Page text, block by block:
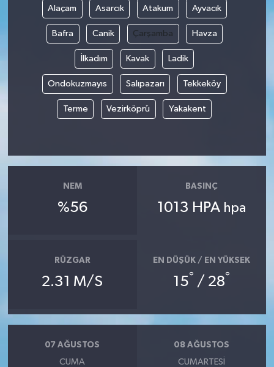
Alaçam Asarcık Atakum Ayvacık
Bafra Canik Çarşamba Havza
İlkadım Kavak Ladik
Ondokuzmayıs Salıpazarı Tekkeköy
Terme Vezirköprü Yakakent
NEM
%56
BASINÇ
1013 HPA hpa
RÜZGAR
2.31 M/S
EN DÜŞÜK / EN YÜKSEK
15° / 28°
07 AĞUSTOS
CUMA
08 AĞUSTOS
CUMARTESI